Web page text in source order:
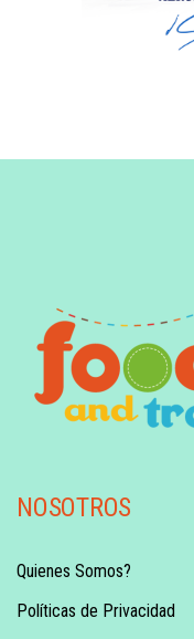
NOSOTROS
Quienes Somos?
Políticas de Privacidad